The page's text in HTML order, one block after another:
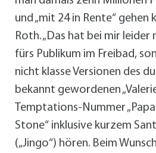
und „mit 24 in Rente“ gehen
Roth. „Das hat bei mir leider
fürs Publikum im Freibad,
nicht klasse Versionen des
bekannt gewordenen
Temptations-Nummer
Stone“ inklusive kurzem
(„Jingo“) hören. Beim